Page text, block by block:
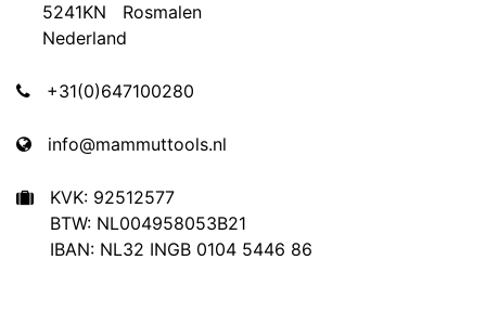
5241KN Rosmalen
Nederland
+31(0)647100280
info@mammuttools.nl
KVK: 92512577
BTW: NL004958053B21
IBAN: NL32 INGB 0104 5446 86